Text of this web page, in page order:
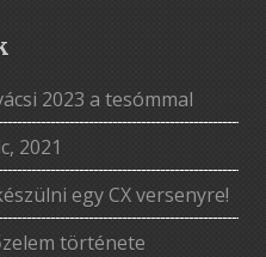
2023 a tesómmal
2021
egy CX versenyre!
története